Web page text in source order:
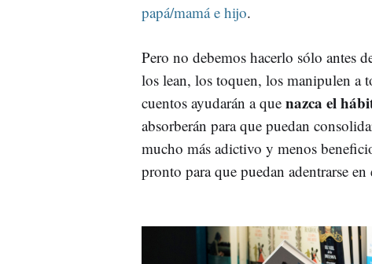
papá/mamá e hijo.
Pero no debemos hacerlo sólo antes
los lean, los toquen, los manipulen a
cuentos ayudarán a que nazca el
absorberán para que puedan
mucho más adictivo y menos
pronto para que puedan adentrarse en